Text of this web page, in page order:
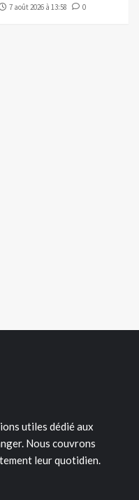
7 août 2026 à 13:58
0
utiles dédié aux
Nous couvrons
leur quotidien.